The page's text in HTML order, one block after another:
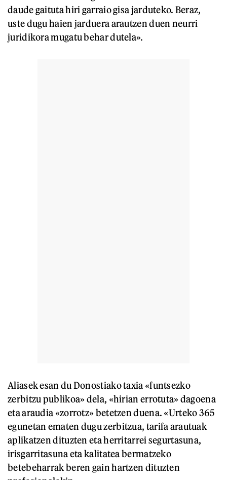
daude gaituta hiri garraio gisa jarduteko. Beraz,
uste dugu haien jarduera arautzen duen neurri
juridikora mugatu behar dutela».
Aliasek esan du Donostiako taxia «funtsezko
zerbitzu publikoa» dela, «hirian errotuta» dagoena
eta araudia «zorrotz» betetzen duena. «Urteko 365
egunetan ematen dugu zerbitzua, tarifa arautuak
aplikatzen dituzten eta herritarrei segurtasuna,
irisgarritasuna eta kalitatea bermatzeko
betebeharrak beren gain hartzen dituzten